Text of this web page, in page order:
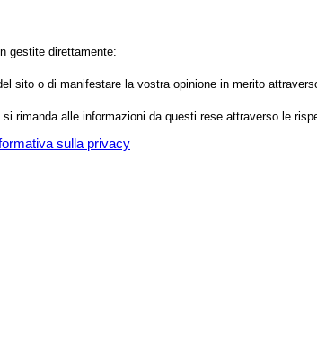
gestite direttamente:
o di manifestare la vostra opinione in merito
rimanda alle informazioni da questi rese attraverso le
sulla privacy